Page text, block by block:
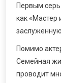
Первым
как «Мастер
Помимо
Семейная
проводит